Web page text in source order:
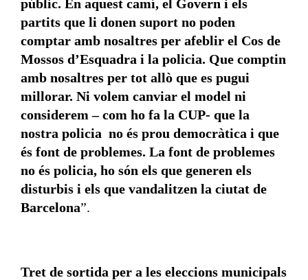
públic. En aquest camí, el Govern i els
partits que li donen suport no poden
comptar amb nosaltres per afeblir el Cos de
Mossos d’Esquadra i la policia. Que comptin
amb nosaltres per tot allò que es pugui
millorar. Ni volem canviar el model ni
considerem – com ho fa la CUP- que la
nostra policia no és prou democràtica i que
és font de problemes. La font de problemes
no és policia, ho són els que generen els
disturbis i els que vandalitzen la ciutat de
Barcelona”.
Tret de sortida per a les eleccions municipals